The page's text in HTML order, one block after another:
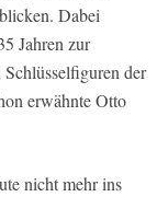
Dabei
Jahren zur
der
erwähnte Otto
nicht mehr ins